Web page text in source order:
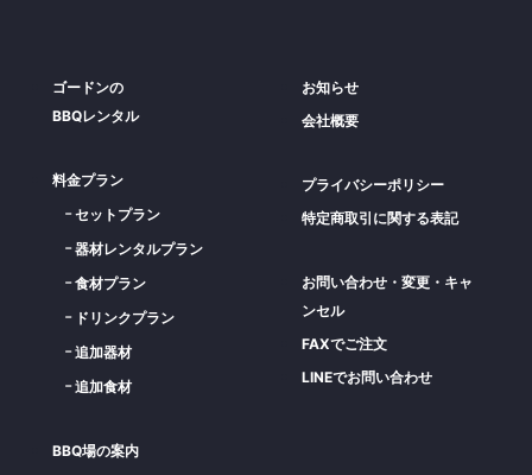
ゴードンの
BBQレンタル
料金プラン
セットプラン
器材レンタルプラン
食材プラン
ドリンクプラン
追加器材
追加食材
BBQ場の案内
お知らせ
会社概要
プライバシーポリシー
特定商取引に関する表記
お問い合わせ・変更・キャ
ンセル
FAXでご注文
LINEでお問い合わせ